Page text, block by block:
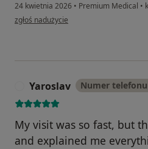
24 kwietnia 2026 • Premium Medical •
w opinii użytkownika Jerzy
zgłoś nadużycie
Yaroslav Numer
My visit was so fast, but
and explained me